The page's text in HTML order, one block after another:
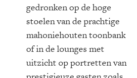
gedronken op de hoge
stoelen van de prachtige
mahoniehouten toonbank
of in de lounges met
uitzicht op portretten van